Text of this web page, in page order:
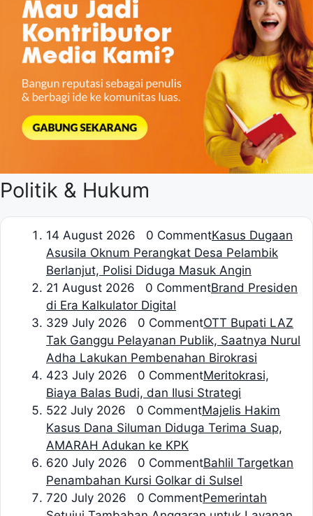
Politik & Hukum
14 August 2026 0 CommentKasus Dugaan
Asusila Oknum Perangkat Desa Pelambik
Berlanjut, Polisi Diduga Masuk Angin
21 August 2026 0 CommentBrand Presiden
di Era Kalkulator Digital
329 July 2026 0 CommentOTT Bupati LAZ
Tak Ganggu Pelayanan Publik, Saatnya Nurul
Adha Lakukan Pembenahan Birokrasi
423 July 2026 0 CommentMeritokrasi,
Biaya Balas Budi, dan Ilusi Strategi
522 July 2026 0 CommentMajelis Hakim
Kasus Dana Siluman Diduga Terima Suap,
AMARAH Adukan ke KPK
620 July 2026 0 CommentBahlil Targetkan
Penambahan Kursi Golkar di Sulsel
720 July 2026 0 CommentPemerintah